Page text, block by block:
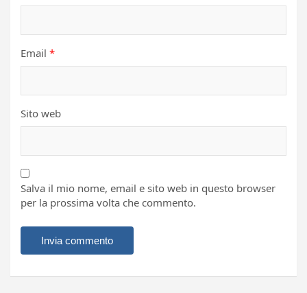
Email *
Sito web
Salva il mio nome, email e sito web in questo browser
per la prossima volta che commento.